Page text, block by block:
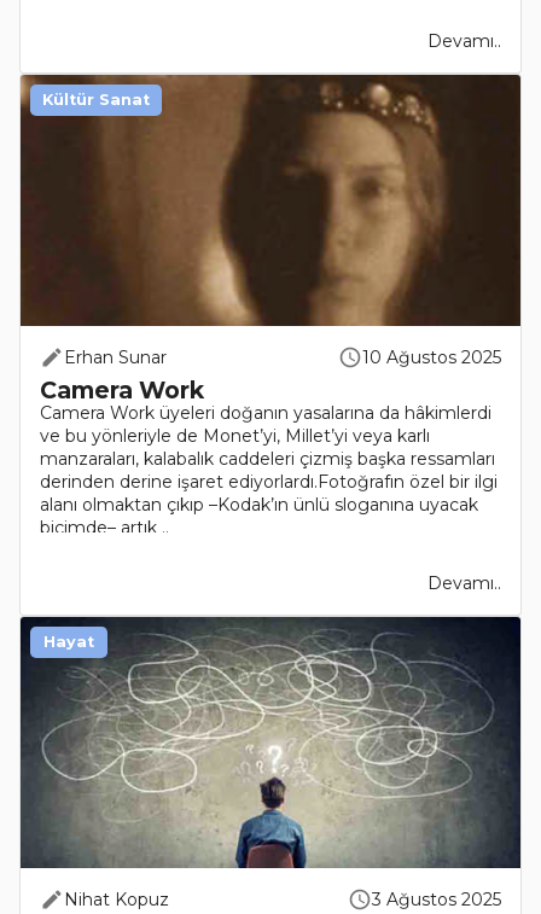
Devamı..
Erhan Sunar 10 Ağustos 2025
Camera Work
Camera Work üyeleri doğanın yasalarına da hâkimlerdi
ve bu yönleriyle de Monet’yi, Millet’yi veya karlı
manzaraları, kalabalık caddeleri çizmiş başka ressamları
derinden derine işaret ediyorlardı.Fotoğrafın özel bir ilgi
alanı olmaktan çıkıp –Kodak’ın ünlü sloganına uyacak
biçimde– artık ..
Devamı..
Kültür Sanat
Nihat Kopuz 3 Ağustos 2025
Hayat